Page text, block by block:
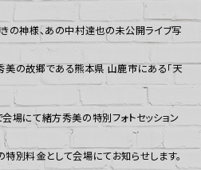
の神様、あの中村達也の未公開ライブ写
の故郷である熊本県 山鹿市にある「天
場にて緒方秀美の特別フォトセッション
別料金として会場にてお知らせします。